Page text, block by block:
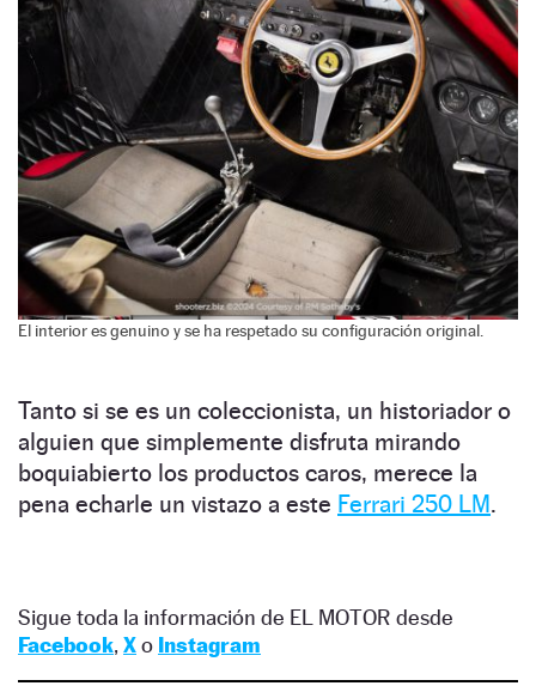
El interior es genuino y se ha respetado su configuración original.
Tanto si se es un coleccionista, un historiador o
alguien que simplemente disfruta mirando
boquiabierto los productos caros, merece la
pena echarle un vistazo a este Ferrari 250 LM.
Sigue toda la información de EL MOTOR desde
Facebook, Xo Instagram